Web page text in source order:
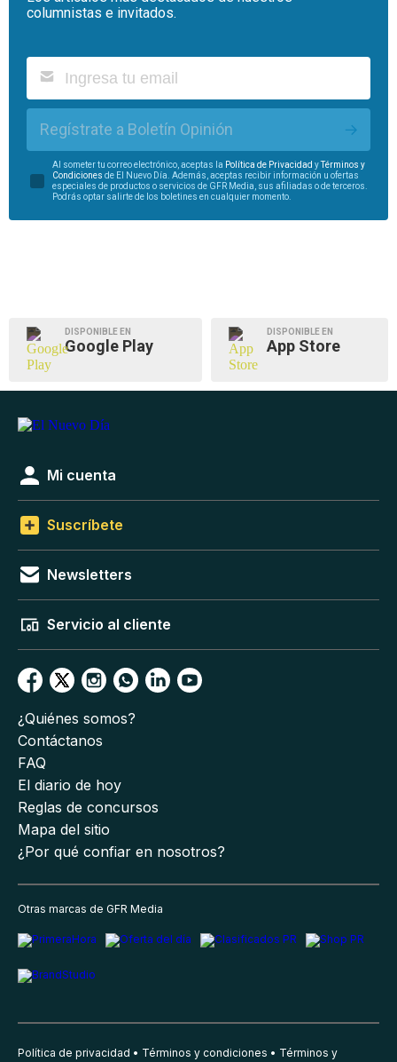
columnistas e invitados.
Regístrate a Boletín Opinión
Al someter tu correo electrónico, aceptas la Política de Privacidad yTérminos y
Condiciones de El Nuevo Día. Además, aceptas recibir información u ofertas
especiales de productos o servicios de GFR Media, sus afiliadas o de terceros.
Podrás optar salirte de los boletines en cualquier momento.
DISPONIBLE EN
Google Play
DISPONIBLE EN
App Store
Mi cuenta
Suscríbete
Newsletters
Servicio al cliente
¿Quiénes somos?
Contáctanos
FAQ
El diario de hoy
Reglas de concursos
Mapa del sitio
¿Por qué confiar en nosotros?
Otras marcas de GFR Media
Política de privacidad Términos y condiciones Términos y